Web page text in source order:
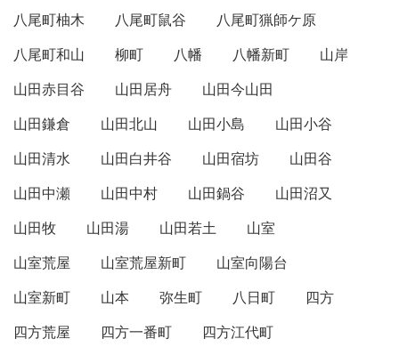
八尾町柚木
八尾町鼠谷
八尾町猟師ケ原
八尾町和山
柳町 八幡 八幡新町
山岸
山田赤目谷
山田居舟
山田今山田
山田鎌倉
山田北山 山田小島
山田小谷
山田清水
山田白井谷 山田宿坊
山田谷
山田中瀬
山田中村 山田鍋谷
山田沼又
山田牧
山田湯 山田若土
山室
山室荒屋
山室荒屋新町
山室向陽台
山室新町
山本 弥生町 八日町
四方
四方荒屋
四方一番町
四方江代町